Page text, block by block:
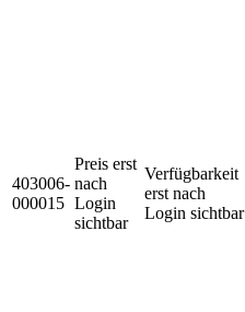
403006-
000015
Preis erst
nach
Login
sichtbar
Verfügbarkeit
erst nach
Login sichtbar